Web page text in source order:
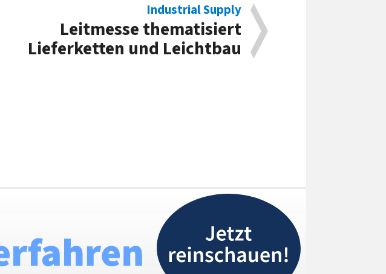
Industrial Supply
Leitmesse thematisiert
Lieferketten und Leichtbau